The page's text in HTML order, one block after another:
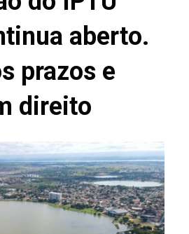
aberto.
prazos e
direito